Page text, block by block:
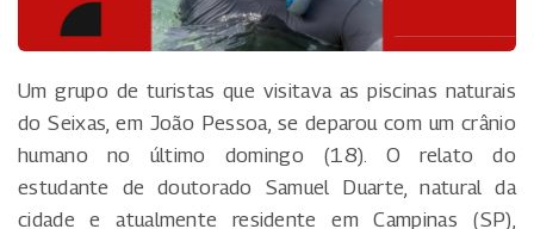
Um grupo de turistas que visitava as piscinas naturais
do Seixas, em João Pessoa, se deparou com um crânio
humano no último domingo (18). O relato do
estudante de doutorado Samuel Duarte, natural da
cidade e atualmente residente em Campinas (SP),